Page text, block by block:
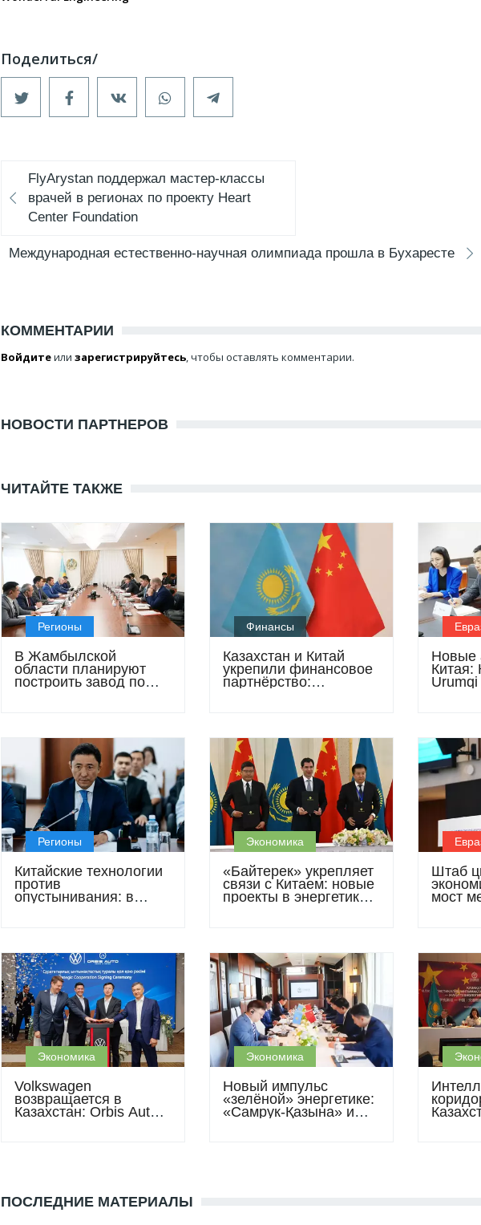
FlyArystan поддержал мастер-классы
врачей в регионах по проекту Heart
Center Foundation
Международная естественно-научная олимпиада прошла в Бухаресте
КОММЕНТАРИИ
Войдитеили зарегистрируйтесь , чтобы оставлять комментарии.
НОВОСТИ ПАРТНЕРОВ
ЧИТАЙТЕ ТАКЖЕ
Регионы
В Жамбылской
области планируют
построить завод по
Финансы
Казахстан и Китай
укрепили финансовое
партнёрство:
Новые
Китая:
Регионы
Китайские технологии
против
опустынивания: в
Экономика
«Байтерек» укрепляет
связи с Китаем: новые
проекты в энергетике,
Штаб
мост
Экономика
Volkswagen
возвращается в
Казахстан: Orbis Auto
Экономика
Новый импульс
«зелёной» энергетике:
«Самрук-Қазына» и
ПОСЛЕДНИЕ МАТЕРИАЛЫ